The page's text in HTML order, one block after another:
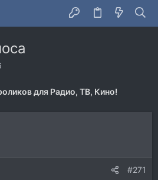
для Радио, ТВ, Кино!
#271